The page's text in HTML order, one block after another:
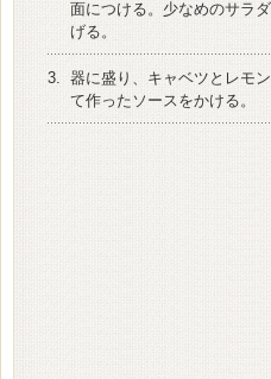
面につける。少なめのサラ
げる。
3. 器に盛り、キャベツとレモ
て作ったソースをかける。